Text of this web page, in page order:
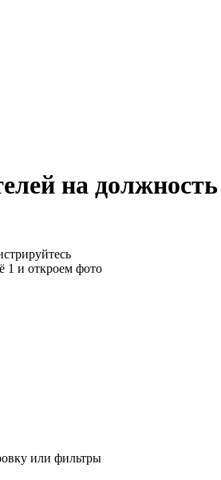
на
1 и откроем фото
или фильтры